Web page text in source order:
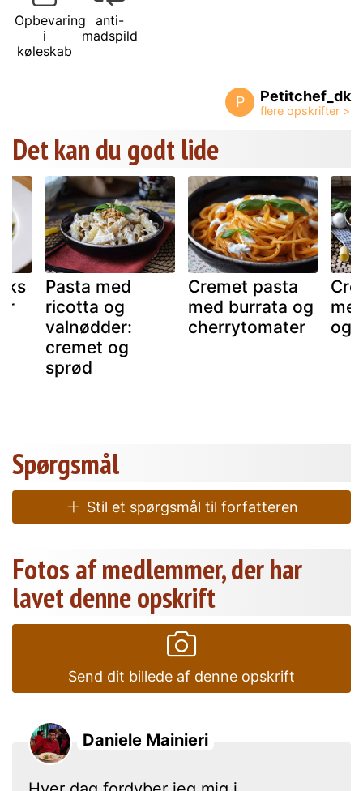
Opbevaring
i
køleskab
anti-
madspild
P Petitchef_dk
Det kan du godt lide
Pasta med
ricotta og
valnødder:
cremet og
sprød
Cremet pasta
med burrata og
cherrytomater
og
Spørgsmål
Stil et spørgsmål til forfatteren
Fotos af medlemmer, der har
lavet denne opskrift
Send dit billede af denne opskrift
Daniele Mainieri